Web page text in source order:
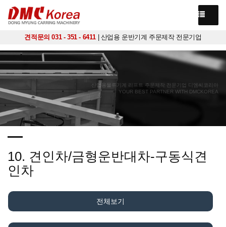
견적문의 031 - 351 - 6411 | 산업용 운반기계 주문제작 전문기업
산업용물류기계 리프트 주문제작 전문기업 디엠씨코리아
YOUR BEST PARTNER WITH DMCKOREA
10. 견인차/금형운반대차-구동식견
인차
전체보기